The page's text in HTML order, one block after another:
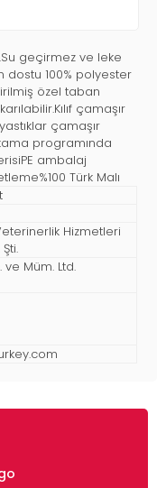
geçirmez ve leke
100% polyester
özel taban
çamaşır
çamaşır
programında
ambalaj
Türk Malı
Hizmetleri
ve Müm. Ltd.